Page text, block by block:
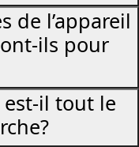
de l’appareil
ils pour
il tout le